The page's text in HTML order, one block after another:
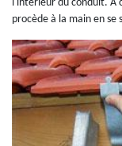
l'intérieur du conduit. À
procède à la main en se